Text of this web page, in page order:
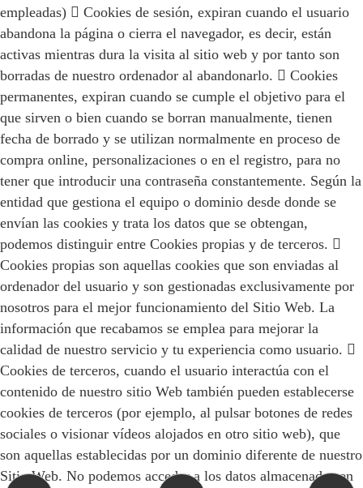
empleadas)  Cookies de sesión, expiran cuando el usuario
abandona la página o cierra el navegador, es decir, están
activas mientras dura la visita al sitio web y por tanto son
borradas de nuestro ordenador al abandonarlo.  Cookies
permanentes, expiran cuando se cumple el objetivo para el
que sirven o bien cuando se borran manualmente, tienen
fecha de borrado y se utilizan normalmente en proceso de
compra online, personalizaciones o en el registro, para no
tener que introducir una contraseña constantemente. Según la
entidad que gestiona el equipo o dominio desde donde se
envían las cookies y trata los datos que se obtengan,
podemos distinguir entre Cookies propias y de terceros. 
Cookies propias son aquellas cookies que son enviadas al
ordenador del usuario y son gestionadas exclusivamente por
nosotros para el mejor funcionamiento del Sitio Web. La
información que recabamos se emplea para mejorar la
calidad de nuestro servicio y tu experiencia como usuario. 
Cookies de terceros, cuando el usuario interactúa con el
contenido de nuestro sitio Web también pueden establecerse
cookies de terceros (por ejemplo, al pulsar botones de redes
sociales o visionar vídeos alojados en otro sitio web), que
son aquellas establecidas por un dominio diferente de nuestro
Sitio Web. No podemos acceder a los datos almacenados en